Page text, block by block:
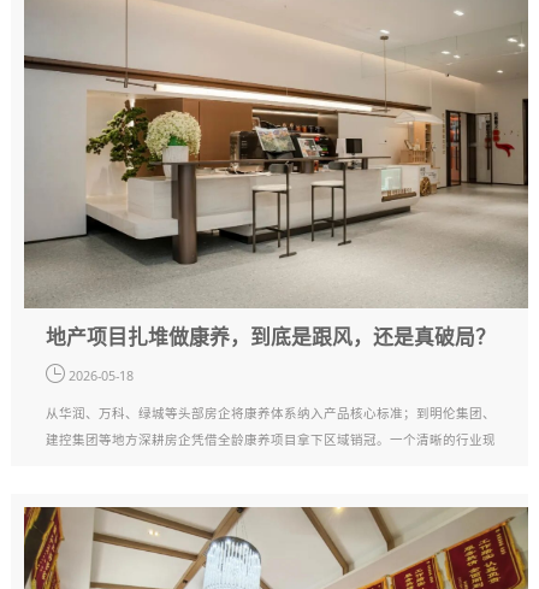
地产项目扎堆做康养，到底是跟风，还是真破局？
2026-05-18
从华润、万科、绿城等头部房企将康养体系纳入产品核心标准；到明伦集团、
建控集团等地方深耕房企凭借全龄康养项目拿下区域销冠。一个清晰的行业现